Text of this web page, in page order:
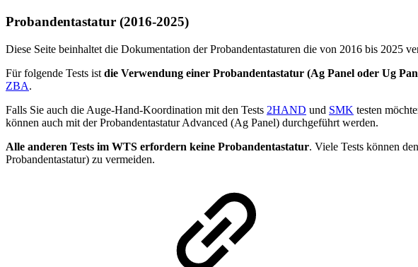
Probandentastatur (2016-2025)
Diese Seite beinhaltet die Dokumentation der Probandentastaturen die von 2016 bis 2025
Für folgende Tests ist die Verwendung einer Probandentastatur (Ag Panel oder Ug
ZBA.
Falls Sie auch die Auge-Hand-Koordination mit den Tests 2HAND und SMK testen
können auch mit der Probandentastatur Advanced (Ag Panel) durchgeführt werden.
Alle anderen Tests im WTS erfordern keine Probandentastatur. Viele Tests können
Probandentastatur) zu vermeiden.